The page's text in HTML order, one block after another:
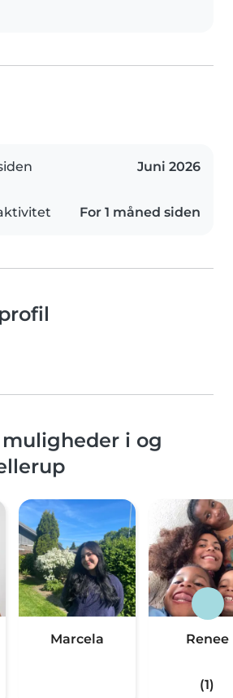
Juni 2026
For 1 måned siden
i og
Marcela Renee
(1)